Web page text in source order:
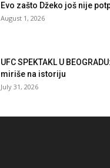
Evo zašto Džeko još nije
August 1, 2026
UFC SPEKTAKL U
miriše na istoriju
July 31, 2026